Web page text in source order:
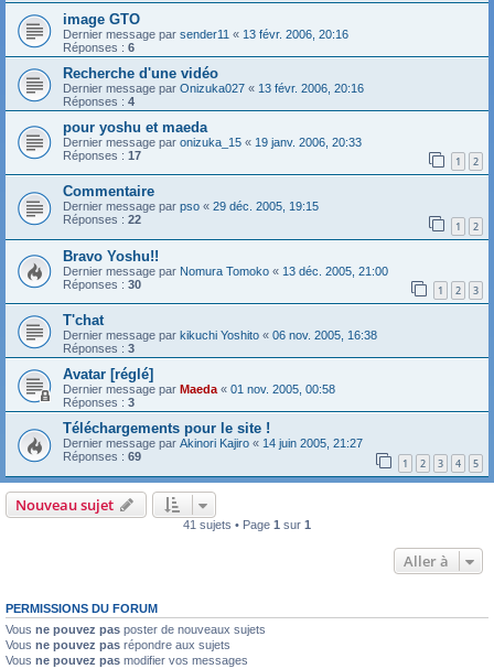
image GTO
Dernier message par sender11 « 13 févr. 2006, 20:16
Réponses : 6
Recherche d'une vidéo
Dernier message par Onizuka027 « 13 févr. 2006, 20:16
Réponses : 4
pour yoshu et maeda
Dernier message par onizuka_15 « 19 janv. 2006, 20:33
Réponses : 17 1 2
Commentaire
Dernier message par pso « 29 déc. 2005, 19:15
Réponses : 22 1 2
Bravo Yoshu!!
Dernier message par Nomura Tomoko « 13 déc. 2005, 21:00
Réponses : 30 1 2 3
T'chat
Dernier message par kikuchi Yoshito « 06 nov. 2005, 16:38
Réponses : 3
Avatar [réglé]
Dernier message par Maeda« 01 nov. 2005, 00:58
Réponses : 3
Téléchargements pour le site !
Dernier message par Akinori Kajiro « 14 juin 2005, 21:27
Réponses : 69 1 2 3 4 5
Nouveau sujet
41 sujets • Page 1 sur 1
Aller à
PERMISSIONS DU FORUM
Vous ne pouvez pas poster de nouveaux sujets
Vous ne pouvez pas répondre aux sujets
Vous ne pouvez pas modifier vos messages